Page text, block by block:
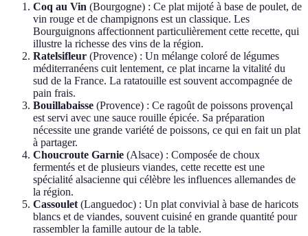
Coq au Vin (Bourgogne) : Ce plat mijoté à base de poulet, de
vin rouge et de champignons est un classique. Les
Bourguignons affectionnent particulièrement cette recette, qui
illustre la richesse des vins de la région.
Ratelsifleur (Provence) : Un mélange coloré de légumes
méditerranéens cuit lentement, ce plat incarne la vitalité du
sud de la France. La ratatouille est souvent accompagnée de
pain frais.
Bouillabaisse (Provence) : Ce ragoût de poissons provençal
est servi avec une sauce rouille épicée. Sa préparation
nécessite une grande variété de poissons, ce qui en fait un plat
à partager.
Choucroute Garnie (Alsace) : Composée de choux
fermentés et de plusieurs viandes, cette recette est une
spécialité alsacienne qui célèbre les influences allemandes de
la région.
Cassoulet (Languedoc) : Un plat convivial à base de haricots
blancs et de viandes, souvent cuisiné en grande quantité pour
rassembler la famille autour de la table.